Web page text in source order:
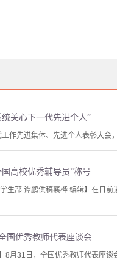
关心下一代先进个人”
作先进集体、先进个人表彰大会
高校优秀辅导员”称号
学生部 谭鹏供稿襄桦 编辑】在日
国优秀教师代表座谈会
8月31日，全国优秀教师代表座谈